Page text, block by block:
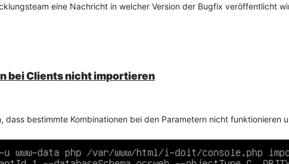
eine Nachricht in welcher Version der Bugfix veröffentlicht
bei Clients nicht importieren
dass bestimmte Kombinationen bei den Parametern nicht funktionieren